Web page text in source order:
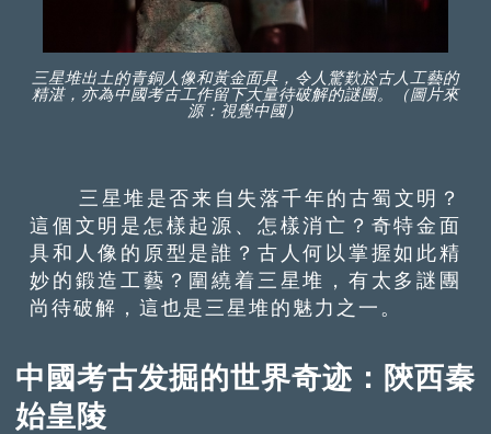
三星堆出土的青銅人像和黃金面具，令人驚歎於古人工藝的
精湛，亦為中國考古工作留下大量待破解的謎團。（圖片來
源：視覺中國）
三星堆是否来自失落千年的古蜀文明？
這個文明是怎樣起源、怎樣消亡？奇特金面
具和人像的原型是誰？古人何以掌握如此精
妙的鍛造工藝？圍繞着三星堆，有太多謎團
尚待破解，這也是三星堆的魅力之一。
中國考古发掘的世界奇迹：陝西秦
始皇陵